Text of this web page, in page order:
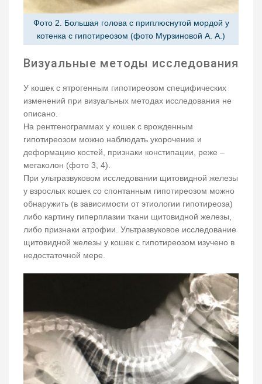
Фото 2. Большая голова с приплюснутой мордой у
котенка с гипотиреозом (фото Мурзиновой А. А.)
Визуальные методы исследования
У кошек с ятрогенным гипотиреозом специфических
изменений при визуальных методах исследования не
описано.
На рентгенограммах у кошек с врожденным
гипотиреозом можно наблюдать укорочение и
деформацию костей, признаки констипации, реже –
мегаколон (фото 3, 4).
При ультразвуковом исследовании щитовидной железы
у взрослых кошек со спонтанным гипотиреозом можно
обнаружить (в зависимости от этиологии гипотиреоза)
либо картину гиперплазии ткани щитовидной железы,
либо признаки атрофии. Ультразвуковое исследование
щитовидной железы у кошек с гипотиреозом изучено в
недостаточной мере.